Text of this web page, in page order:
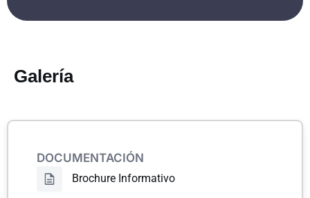
Galería
DOCUMENTACIÓN
Brochure Informativo